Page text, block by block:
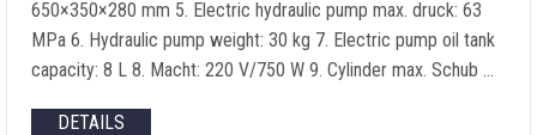
650×350×280 mm 5. Electric hydraulic pump max. druck: 63
MPa 6. Hydraulic pump weight: 30 kg 7. Electric pump oil tank
capacity: 8 L 8. Macht: 220 V/750 W 9. Cylinder max. Schub …
DETAILS